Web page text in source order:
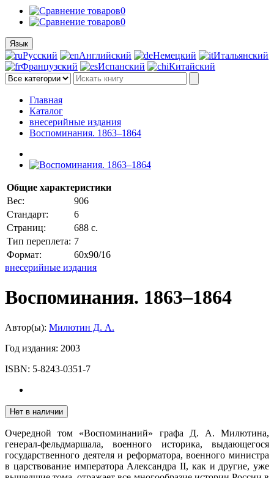
0
0
Язык
Русский Английский Немецкий
Итальянский
Французский
Испанский Китайский
Главная
Каталог
внесерийные издания
Воспоминания. 1863–1864
Общие характеристики
Вес:
906
Стандарт:
6
Страниц:
688 с.
Тип переплета: 7
Формат:
60x90/16
внесерийные издания
Воспоминания. 1863–1864
Автор(ы): Милютин Д. А.
Год издания: 2003
ISBN: 5-8243-0351-7
Нет в наличии
Очередной том «Воспоминаний» графа Д. А. Милютина,
генерал-фельдмаршала, военного историка, выдающегося
государственного деятеля и реформатора, военного министра
в царствование императора Александра II, как и другие, уже